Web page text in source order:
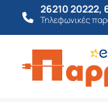
26210 20222,
Τηλεφωνικές